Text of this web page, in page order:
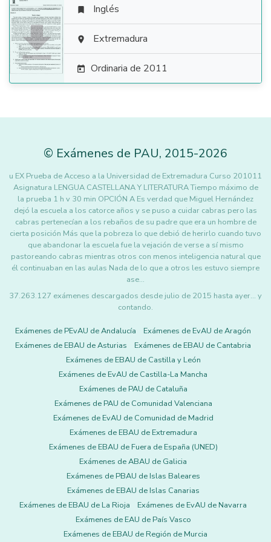

 Inglés
 Extremadura
 Ordinaria de 2011
© Exámenes de PAU, 2015-2026
u EX Prueba de Acceso a la Universidad de Extremadura Curso 201011
Asignatura LENGUA CASTELLANA Y LITERATURA Tiempo máximo de
la prueba 1 h v 30 min OPCIÓN A Es verdad que Miguel Hernández
dejó la escuela a los catorce años y se puso a cuidar cabras pero las
cabras pertenecían a los rebaños de su padre que era un hombre de
cierta posición Más que la pobreza lo que debió de herirlo cuando tuvo
que abandonar la escuela fue la vejación de verse a sí mismo
pastoreando cabras mientras otros con menos inteligencia natural que
él continuaban en las aulas Nada de lo que a otros les estuvo siempre
ase…
37.263.127 exámenes descargados desde julio de 2015 hasta ayer... y
contando.
Exámenes de PEvAU de Andalucía
Exámenes de EvAU de Aragón
Exámenes de EBAU de Asturias
Exámenes de EBAU de Cantabria
Exámenes de EBAU de Castilla y León
Exámenes de EvAU de Castilla-La Mancha
Exámenes de PAU de Cataluña
Exámenes de PAU de Comunidad Valenciana
Exámenes de EvAU de Comunidad de Madrid
Exámenes de EBAU de Extremadura
Exámenes de EBAU de Fuera de España (UNED)
Exámenes de ABAU de Galicia
Exámenes de PBAU de Islas Baleares
Exámenes de EBAU de Islas Canarias
Exámenes de EBAU de La Rioja
Exámenes de EvAU de Navarra
Exámenes de EAU de País Vasco
Exámenes de EBAU de Región de Murcia